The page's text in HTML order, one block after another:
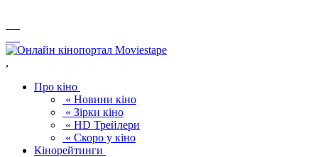
,
Про кіно
« Новини кіно
« Зірки кіно
« HD Трейлери
« Скоро у кіно
Кінорейтинги